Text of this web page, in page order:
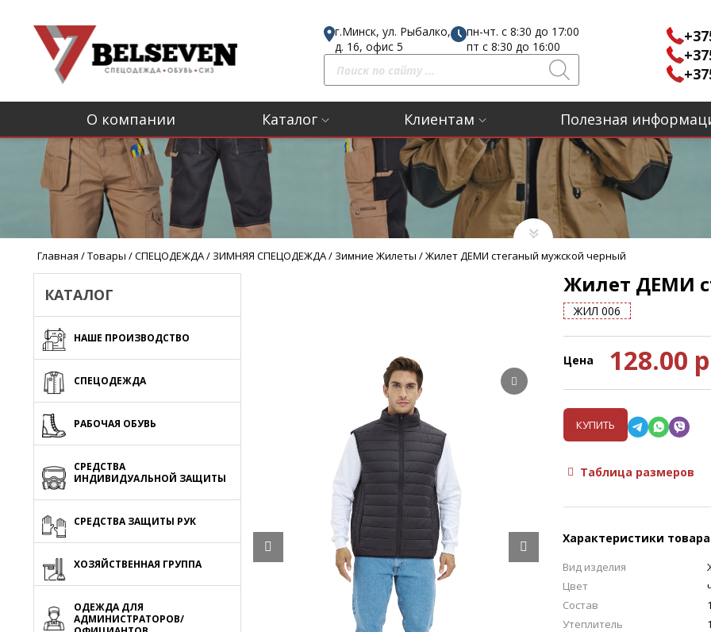
г.Минск, ул. Рыбалко,
д. 16, офис 5
пн-чт. с 8:30 до 17:00
пт с 8:30 до 16:00
о
и
с
р
О компании Каталог Клиентам Полезная
Главная /Товары /СПЕЦОДЕЖДА/ ЗИМНЯЯ СПЕЦОДЕЖДА/ Зимние Жилеты /Жилет ДЕМИ стеганый мужской черный
КАТАЛОГ
НАШЕ ПРОИЗВОДСТВО
СПЕЦОДЕЖДА
РАБОЧАЯ ОБУВЬ
СРЕДСТВА
ИНДИВИДУАЛЬНОЙ ЗАЩИТЫ
СРЕДСТВА ЗАЩИТЫ РУК
ХОЗЯЙСТВЕННАЯ ГРУППА
ОДЕЖДА ДЛЯ
АДМИНИСТРАТОРОВ/
Жилет ДЕМИ
ЖИЛ 006
Цена 128.00
КУПИТЬ
Таблица размеров
Характеристики товара
Вид изделия
Цвет
Состав
Утеплитель